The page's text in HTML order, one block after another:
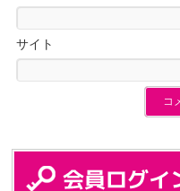
サイト